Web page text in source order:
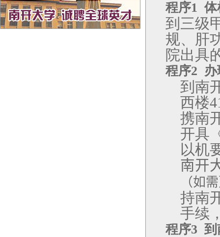
程序1 体
到三级
规、肝
院出具
程序2
到南
西楼
携南
开具
以机
南开
（如需
持南
手续
程序3